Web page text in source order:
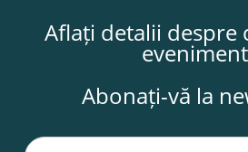
Aflați detalii despre
Abonați-vă la